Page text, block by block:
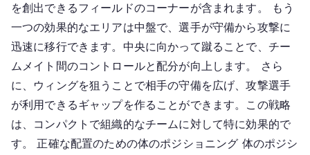
を創出できるフィールドのコーナーが含まれます。 もう
一つの効果的なエリアは中盤で、選手が守備から攻撃に
迅速に移行できます。中央に向かって蹴ることで、チー
ムメイト間のコントロールと配分が向上します。 さら
に、ウィングを狙うことで相手の守備を広げ、攻撃選手
が利用できるギャップを作ることができます。この戦略
は、コンパクトで組織的なチームに対して特に効果的で
す。 正確な配置のための体のポジショニング 体のポジシ